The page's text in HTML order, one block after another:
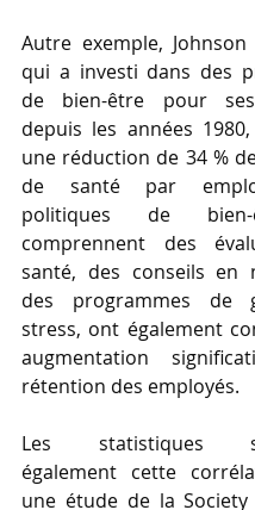
Autre exemple, Johnson
qui a investi dans des
de bien-être pour
depuis les années
une réduction de 34 %
de santé par
politiques de
comprennent des
santé, des conseils en
des programmes de
stress, ont également
augmentation
rétention des employés.
Les statistiques
également cette
une étude de la